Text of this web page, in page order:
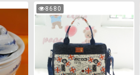
8680
次
覽
公
事